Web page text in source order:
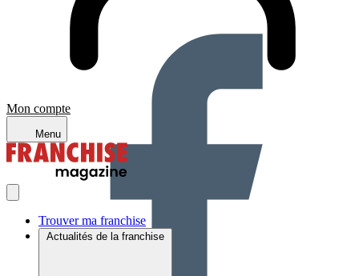
Mon compte
Menu
Trouver ma franchise
Actualités de la franchise